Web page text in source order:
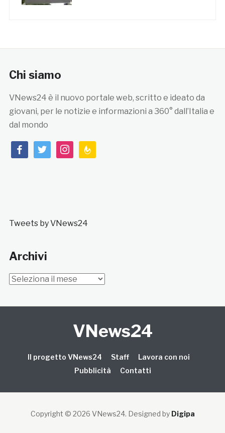
Chi siamo
VNews24 è il nuovo portale web, scritto e ideato da
giovani, per le notizie e informazioni a 360° dall’Italia e
dal mondo
facebooktwitterinstagramfeedburner
Tweets by VNews24
Archivi
Archivi
VNews24
Il progetto VNews24 Staff
Lavora con noi
Pubblicità
Contatti
Copyright © 2026 VNews24. Designed by Digipa